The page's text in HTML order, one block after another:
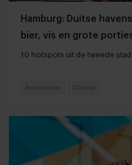
Hamburg: Duitse
bier, vis en grote
10 hotspots uit de tweede stad
Restaurants Citytrip